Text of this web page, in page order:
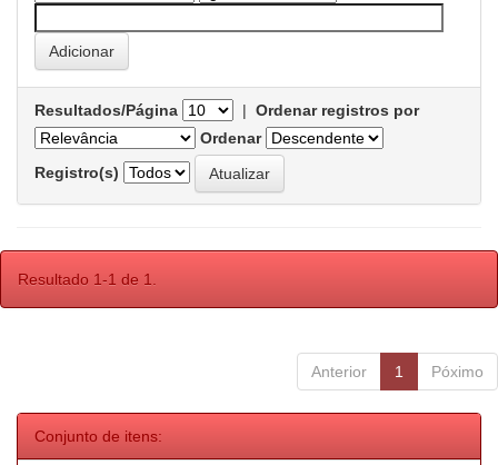
Resultados/Página | Ordenar registros por
Ordenar
Registro(s)
Resultado 1-1 de 1.
Anterior 1 Póximo
Conjunto de itens: